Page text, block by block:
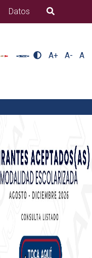
Datos B�squeda
A+ A- A